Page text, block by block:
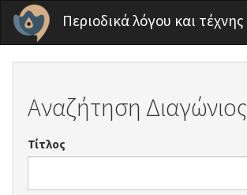
Παράκαμψη προς το κυρίως περιεχόμενο
Περιοδικά λόγου και τέχνης
Αναζήτηση Διαγώνιος
Τίτλος